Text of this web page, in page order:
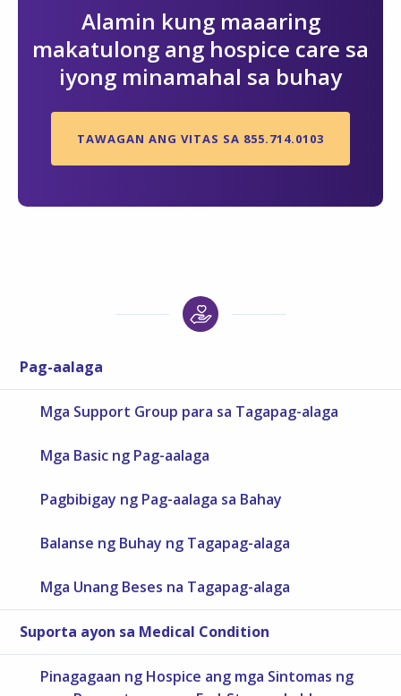
Alamin kung maaaring
makatulong ang hospice care sa
iyong minamahal sa buhay
TAWAGAN ANG VITAS SA 855.714.0103
Pag-aalaga
Mga Support Group para sa Tagapag-alaga
Mga Basic ng Pag-aalaga
Pagbibigay ng Pag-aalaga sa Bahay
Balanse ng Buhay ng Tagapag-alaga
Mga Unang Beses na Tagapag-alaga
Suporta ayon sa Medical Condition
Pinagagaan ng Hospice ang mga Sintomas ng